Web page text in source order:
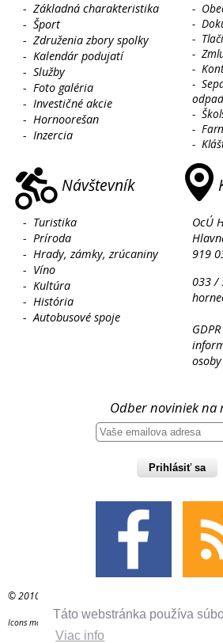
Táto webstránka používa
Viac info
-Základná charakteristika
-Šport
-Združenia zbory spolky
-Kalendár podujatí
-Služby
-Foto galéria
-Investičné akcie
-Hornoorešan
-Inzercia
-
-
-
-
-
-
-
-
-
Návštevník
- Turistika
-Príroda
-Hrady, zámky, zrúcaniny
- Víno
-Kultúra
-História
-Autobusové spoje
OcÚ
919
033 /
osoby
Odber noviniek na
Prihlásiť sa
© 2010 - 2026 Horné Orešany, administrácia:
stránke,
Icons made by Icons8